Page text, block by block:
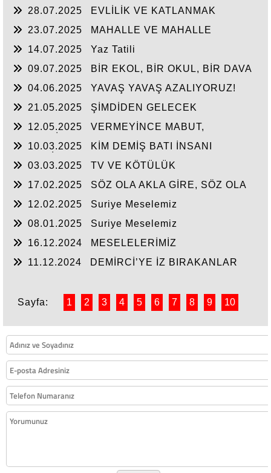
28.07.2025
EVLİLİK VE KATLANMAK
23.07.2025
MAHALLE VE MAHALLE
14.07.2025
Yaz Tatili
09.07.2025
BİR EKOL, BİR OKUL, BİR DAVA
04.06.2025
YAVAŞ YAVAŞ AZALIYORUZ!
21.05.2025
ŞİMDİDEN GELECEK
12.05.2025
VERMEYİNCE MABUT,
10.03.2025
KİM DEMİŞ BATI İNSANI
03.03.2025
TV VE KÖTÜLÜK
17.02.2025
SÖZ OLA AKLA GİRE, SÖZ OLA
12.02.2025
Suriye Meselemiz
08.01.2025
Suriye Meselemiz
16.12.2024
MESELELERİMİZ
11.12.2024
DEMİRCİ’YE İZ BIRAKANLAR
Sayfa: 1 2 3 4 5 6 7 8 9 10